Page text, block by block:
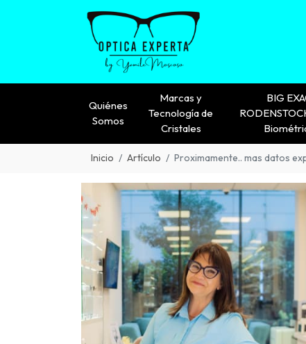
Quiénes
Somos
Marcas y
Tecnología de
Cristales
BIG
Inicio Artículo Proximamente.. mas datos